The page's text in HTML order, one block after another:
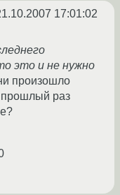
17:01:02
это и не нужно
произошло
прошлый раз